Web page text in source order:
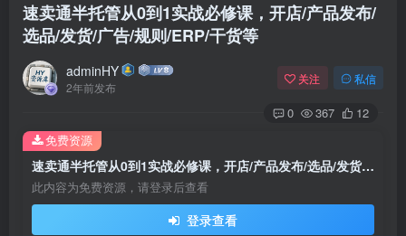
速卖通半托管从0到1实战必修课，开店/产品发布/
选品/发货/广告/规则/ERP/干货等
adminHY
2年前发布
关注 私信
0 367 12
速卖通半托管从0到1实战必修课，开店/产品发布/选品/发货/广告/规则/ERP/干货等
此内容为免费资源，请登录后查看
登录查看
免费资源